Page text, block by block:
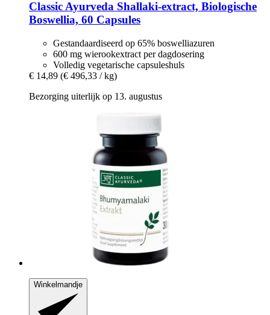
Classic Ayurveda Shallaki-​extract, Biologische
Boswellia, 60 Capsules
Gestandaardiseerd op 65% boswelliazuren
600 mg wierookextract per dagdosering
Volledig vegetarische capsuleshuls
€ 14,89 (€ 496,33 / kg)
Bezorging uiterlijk op 13. augustus
Winkelmandje